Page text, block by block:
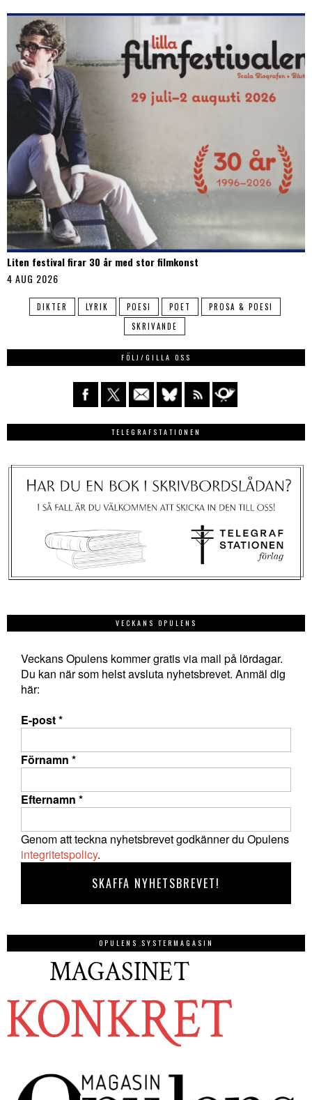
Liten festival firar 30 år med stor filmkonst
4 AUG 2026
DIKTER LYRIK POESI POET
PROSA & POESI
SKRIVANDE
FÖLJ/GILLA OSS
TELEGRAFSTATIONEN
VECKANS OPULENS
Veckans Opulens kommer gratis via mail på lördagar.
Du kan när som helst avsluta nyhetsbrevet. Anmäl dig
här:
E-post*
Förnamn *
Efternamn *
Genom att teckna nyhetsbrevet godkänner du Opulens
integritetspolicy.
OPULENS SYSTERMAGASIN